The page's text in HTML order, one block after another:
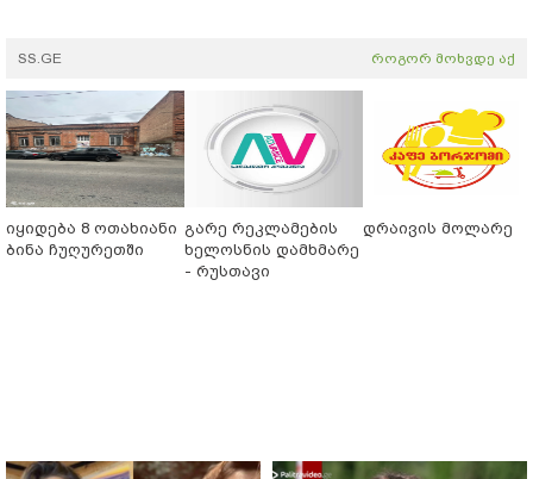
SS.GE როგორ მოხვდე აქ
იყიდება 8 ოთახიანი
ბინა ჩუღურეთში
გარე რეკლამების
ხელოსნის დამხმარე
- რუსთავი
დრაივის მოლარე